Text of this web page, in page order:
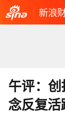
新浪
午评：
念反复活